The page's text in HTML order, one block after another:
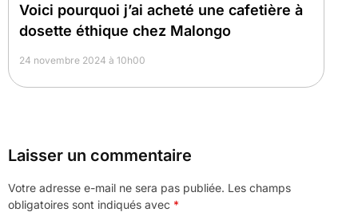
Voici pourquoi j’ai acheté une cafetière à
dosette éthique chez Malongo
24 novembre 2024 à 10h00
Laisser un commentaire
Votre adresse e-mail ne sera pas publiée. Les champs
obligatoires sont indiqués avec *